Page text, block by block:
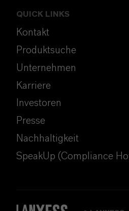
QUICK LINKS
Kontakt
Produktsuche
Unternehmen
Karriere
Investoren
Presse
Nachhaltigkeit
SpeakUp (Compliance